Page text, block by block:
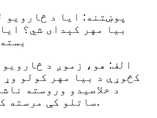
پوښتنه: ایا د څارویو
بیا مهر کېدای شي؟
الف: هو، زموږ د
کڅوړې د بیا مهر کولو
د خلاصیدو وروسته
ساتلو کې مرسته کوي او د ککړتیا مخه نیسي.